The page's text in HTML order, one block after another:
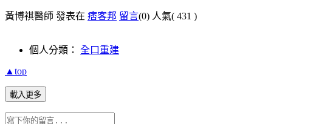
黃博祺醫師 發表在 痞客邦 留言(0) 人氣( 431 )
個人分類： 全口重建
▲top
載入更多